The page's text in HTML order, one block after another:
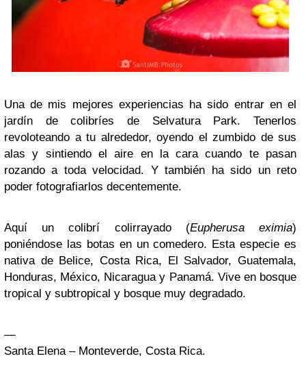
Una de mis mejores experiencias ha sido entrar en el
jardín de colibríes de Selvatura Park. Tenerlos
revoloteando a tu alrededor, oyendo el zumbido de sus
alas y sintiendo el aire en la cara cuando te pasan
rozando a toda velocidad. Y también ha sido un reto
poder fotografiarlos decentemente.
Aquí un colibrí colirrayado (Eupherusa eximia)
poniéndose las botas en un comedero. Esta especie es
nativa de Belice, Costa Rica, El Salvador, Guatemala,
Honduras, México, Nicaragua y Panamá. Vive en bosque
tropical y subtropical y bosque muy degradado.
—
Santa Elena – Monteverde, Costa Rica.